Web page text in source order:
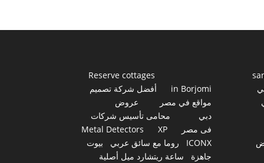
Reserve cottages
in Borjomi
أفضل شركة تصميم
مواقع في مصر
عروض
دبي
محامى تأسيس شركات
فى مصر
Metal Detectors
XP
ICONX
روما مع سائق عربي
بيوت
جاهزة
ساعة ريتشارد ميل أصلية